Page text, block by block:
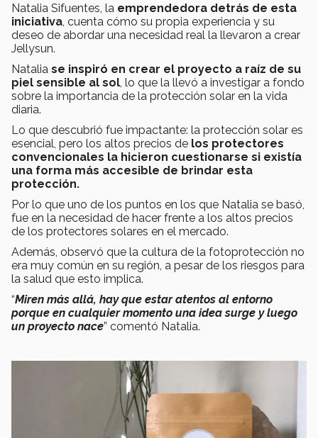
Natalia Sifuentes, la emprendedora detrás de esta
iniciativa , cuenta cómo su propia experiencia y su
deseo de abordar una necesidad real la llevaron a crear
Jellysun.
Natalia se inspiró en crear el proyecto a raíz de su
piel sensible al sol , lo que la llevó a investigar a fondo
sobre la importancia de la protección solar en la vida
diaria.
Lo que descubrió fue impactante: la protección solar es
esencial, pero los altos precios de los protectores
convencionales la hicieron cuestionarse si existía
una forma más accesible de brindar esta
protección.
Por lo que uno de los puntos en los que Natalia se basó,
fue en la necesidad de hacer frente a los altos precios
de los protectores solares en el mercado.
Además, observó que la cultura de la fotoprotección no
era muy común en su región, a pesar de los riesgos para
la salud que esto implica.
“Miren más allá, hay que estar atentos al entorno
porque en cualquier momento una idea surge y luego
un proyecto nace” comentó Natalia.